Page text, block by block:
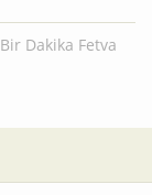
Bir Dakika Fetva